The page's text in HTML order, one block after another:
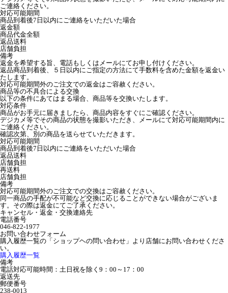
ご連絡ください。
対応可能期間
商品到着後7日以内にご連絡をいただいた場合
返金額
商品代金全額
返品送料
店舗負担
備考
返金を希望する旨、電話もしくはメールにてお申し付けください。
返品商品到着後、５日以内にご指定の方法にて手数料を含めた金額を返金い
たします。
対応可能期間外のご注文での返金はご容赦ください。
商品等の不具合による交換
以下の条件にあてはまる場合、商品等を交換いたします。
対応条件
商品がお手元に届きましたら、商品内容をすぐにご確認ください。
デジカメ等でその商品の状態を撮影いただき、メールにて対応可能期間内に
ご連絡ください。
確認次第、別の商品を送らせていただきます。
対応可能期間
商品到着後7日以内にご連絡をいただいた場合
返品送料
店舗負担
再送料
店舗負担
備考
対応可能期間外のご注文での交換はご容赦ください。
同一商品の手配が不可能など交換に応じることができない場合がございま
す。その際は返金にてご了承ください。
キャンセル・返金・交換連絡先
電話番号
046-822-1977
お問い合わせフォーム
購入履歴一覧の「ショップヘの問い合わせ」より店舗にお問い合わせくださ
い。
購入履歴一覧
備考
電話対応可能時間：土日祝を除く9：00～17：00
返送先
郵便番号
238-0013